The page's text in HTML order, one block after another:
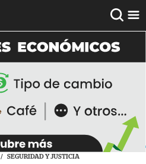
/ SEGURIDAD Y JUSTICIA